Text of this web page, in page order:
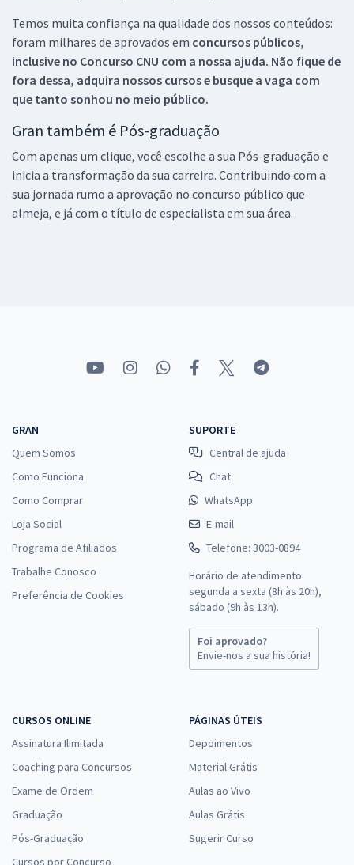
Temos muita confiança na qualidade dos nossos conteúdos:
foram milhares de aprovados em concursos públicos,
inclusive no Concurso CNU com a nossa ajuda. Não fique de
fora dessa, adquira nossos cursos e busque a vaga com
que tanto sonhou no meio público.
Gran também é Pós-graduação
Com apenas um clique, você escolhe a sua Pós-graduação e
inicia a transformação da sua carreira. Contribuindo com a
sua jornada rumo a aprovação no concurso público que
almeja, e já com o título de especialista em sua área.
GRAN
Quem Somos
Como Funciona
Como Comprar
Loja Social
Programa de Afiliados
Trabalhe Conosco
Preferência de Cookies
SUPORTE
Central de ajuda
Chat
WhatsApp
E-mail
Telefone: 3003-0894
Horário de atendimento:
segunda a sexta (8h às 20h),
sábado (9h às 13h).
Foi aprovado?
Envie-nos a sua história!
CURSOS ONLINE
Assinatura Ilimitada
Coaching para Concursos
Exame de Ordem
Graduação
Pós-Graduação
Cursos por Concurso
PÁGINAS ÚTEIS
Depoimentos
Material Grátis
Aulas ao Vivo
Aulas Grátis
Sugerir Curso